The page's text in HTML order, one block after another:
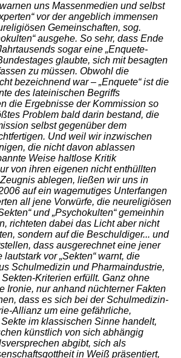
uns Massenmedien und selbst
vor der angeblich immensen
Gemeinschaften, sog.
ausgehe. So sehr, dass Ende
sogar eine „Enquete-
glaubte, sich mit besagten
zu müssen. Obwohl die
bezeichnend war – „Enquete“ ist die
des lateinischen Begriffs
die Ergebnisse der Kommission so
Problem bald darin bestand, die
selbst gegenüber dem
Und weil wir inzwischen
die nicht davon ablassen
Weise haltlose Kritik
von ihren eigenen nicht enthüllten
ablegen, ließen wir uns in
auf ein wagemutiges Unterfangen
all jene Vorwürfe, die neureligiösen
und „Psychokulten“ gemeinhin
richteten dabei das Licht aber nicht
sondern auf die Beschuldiger... und
dass ausgerechnet eine jener
vor „Sekten“ warnt, die
Schulmedizin und Pharmaindustrie,
Kriterien erfüllt. Ganz ohne
Ironie, nur anhand nüchterner Fakten
dass es sich bei der Schulmedizin-
Allianz um eine gefährliche,
im klassischen Sinne handelt,
künstlich von sich abhängig
abgibt, sich als
in Weiß präsentiert,